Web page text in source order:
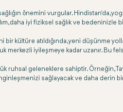
önemini vurgular. Hindistan'da,
daha iyi fiziksel sağlık ve bedeninizle
kültüre atıldığında, yeni düşünme
iyileşmeye kadar uzanır. Bu
ruhsal geleneklere sahiptir. Örneğin,
sağlayacak ve daha derin